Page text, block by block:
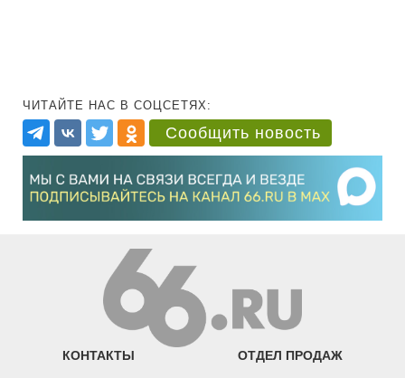
ЧИТАЙТЕ НАС В СОЦСЕТЯХ:
Сообщить новость
КОНТАКТЫ ОТДЕЛ ПРОДАЖ